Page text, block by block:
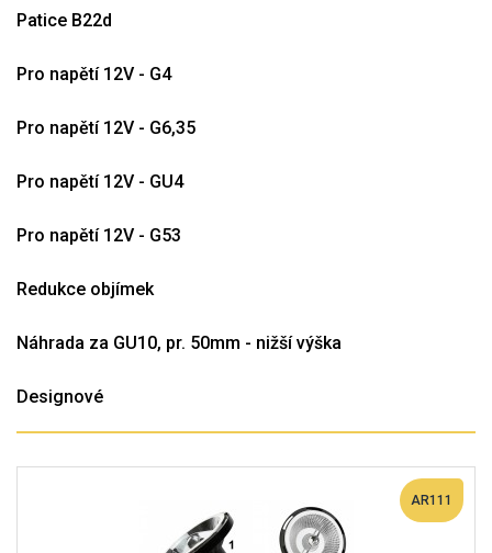
Patice B22d
Pro napětí 12V - G4
Pro napětí 12V - G6,35
Pro napětí 12V - GU4
Pro napětí 12V - G53
Redukce objímek
Náhrada za GU10, pr. 50mm - nižší výška
Designové
AR111